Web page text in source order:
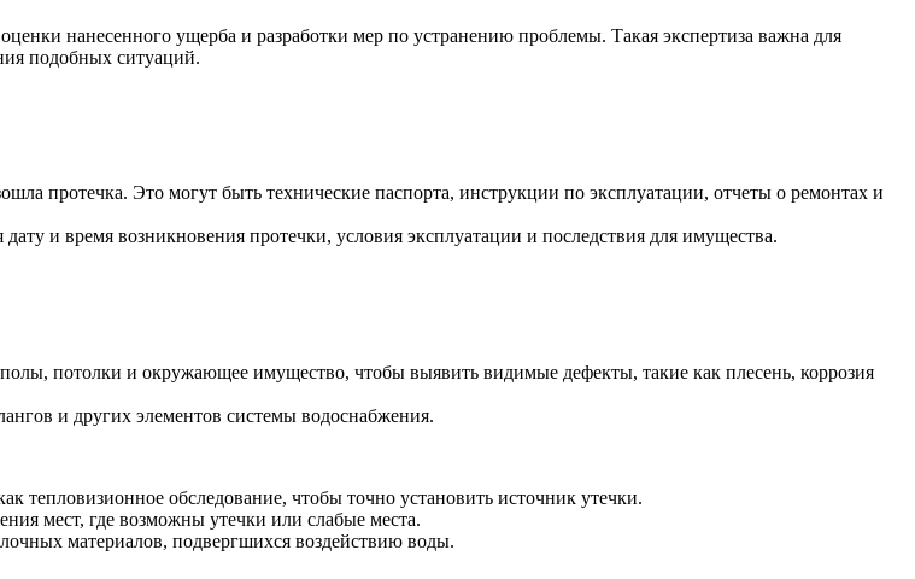
нанесенного ущерба и разработки мер по устранению проблемы. Такая экспертиза важна для
подобных ситуаций.
протечка. Это могут быть технические паспорта, инструкции по эксплуатации, отчеты о ремонтах и
и время возникновения протечки, условия эксплуатации и последствия для имущества.
потолки и окружающее имущество, чтобы выявить видимые дефекты, такие как плесень, коррозия
и других элементов системы водоснабжения.
тепловизионное обследование, чтобы точно установить источник утечки.
мест, где возможны утечки или слабые места.
материалов, подвергшихся воздействию воды.